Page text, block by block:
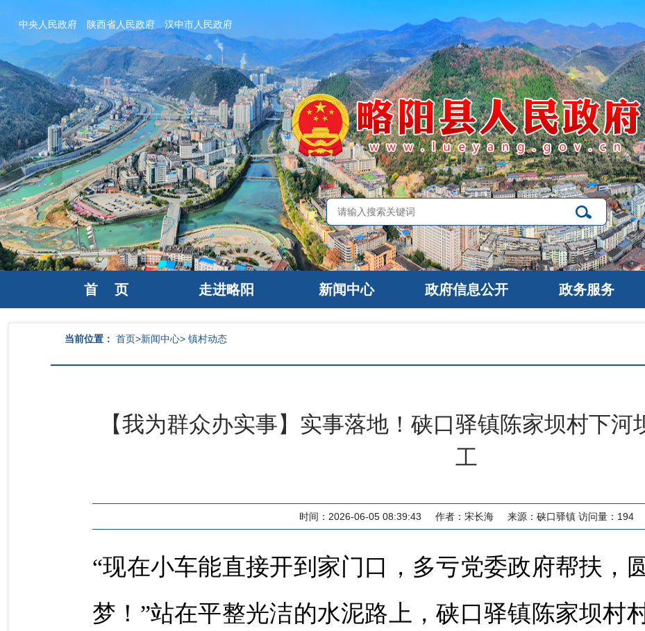
中央人民政府 陕西省人民政府 汉中市人民政府
首 页 走进略阳 新闻中心 政府信息公开 政务服务
当前位置： 首页>新闻中心> 镇村动态
【我为群众办实事】实事落地！硖口驿镇陈家坝村下河
工
时间：2026-06-05 08:39:43 作者： 宋长海 来源： 硖口驿镇 访问量： 194
“现在小车能直接开到家门口，多亏党委政府帮扶，
梦！”站在平整光洁的水泥路上，硖口驿镇陈家坝村